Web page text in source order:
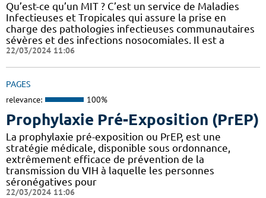
Qu’est-ce qu’un MIT ? C’est un service de Maladies
Infectieuses et Tropicales qui assure la prise en
charge des pathologies infectieuses communautaires
sévères et des infections nosocomiales. Il est a
22/03/2024 11:06
PAGES
relevance: 100%
Prophylaxie Pré-Exposition (PrEP)
La prophylaxie pré-exposition ou PrEP, est une
stratégie médicale, disponible sous ordonnance,
extrêmement efficace de prévention de la
transmission du VIH à laquelle les personnes
séronégatives pour
22/03/2024 11:06